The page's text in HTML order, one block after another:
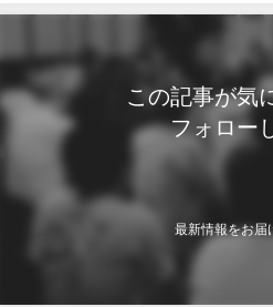
この記事が気
フォロー
最新情報をお届